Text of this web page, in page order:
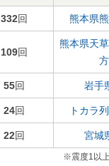
332回 熊本県
109回
熊本県天
方
55回 岩手
24回 トカラ
22回 宮城
※震度1以